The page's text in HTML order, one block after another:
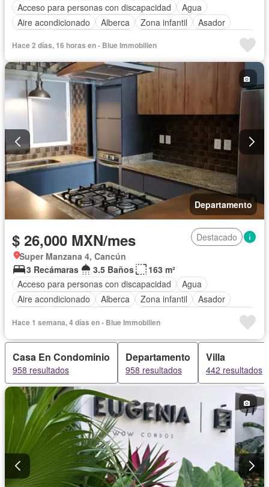
Acceso para personas con discapacidad
Agua
Aire acondicionado
Alberca Zona infantil
Asador
Circuito cerrado de televisión
Cocina equipada
Cuarto de Limpieza
Elevador
Estacionamiento Gas natural
Internet
Jacuzzi Jardín Recámara con closet
Azotea
Sala polivalente
Terraza
Vista panorámica
Wifi
Zonas verdes
Cocina integral
Despacho
Conserje
Permite niños
Completamente amueblado
Hace 2 días, 16 horas en - Blue Immobilien
Departamento
$ 26,000 MXN/mes
Destacado
Super Manzana 4, Cancún
3 Recámaras
3.5 Baños
163 m²
Acceso para personas con discapacidad
Agua
Aire acondicionado
Alberca Zona infantil
Asador
Circuito cerrado de televisión
Cocina equipada
Cuarto de Limpieza
Cuarto de servicio
Electricidad
Elevador Estacionamiento
Gas natural
Gimnasio
Internet Jardín
Recámara con closet
Sala polivalente
Seguridad Vista panorámica
Wifi
Zonas verdes
Permite mascotas
Sin amueblar
Hace 1 semana, 4 días en - Blue Immobilien
Casa En Condominio
958 resultados
Departamento
958 resultados
Villa
442 resultados